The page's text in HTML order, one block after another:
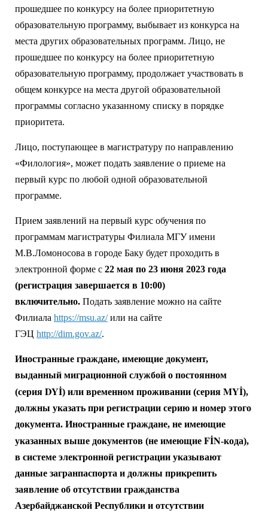
прошедшее по конкурсу на более приоритетную
образовательную программу, выбывает из конкурса на
места других образовательных программ. Лицо, не
прошедшее по конкурсу на более приоритетную
образовательную программу, продолжает участвовать в
общем конкурсе на места другой образовательной
программы согласно указанному списку в порядке
приоритета.
Лицо, поступающее в магистратуру по направлению
«Филология», может подать заявление о приеме на
первый курс по любой одной образовательной
программе.
Прием заявлений на первый курс обучения по
программам магистратуры Филиала МГУ имени
М.В.Ломоносова в городе Баку будет проходить в
электронной форме с 22 мая по 23 июня 2023 года
(регистрация завершается в 10:00)
включительно. Подать заявление можно на сайте
Филиала https://msu.az/или на сайте
ГЭЦ http://dim.gov.az/.
Иностранные граждане, имеющие документ,
выданный миграционной службой о постоянном
(серия DYİ) или временном проживании (серия MYİ),
должны указать при регистрации серию и номер этого
документа. Иностранные граждане, не имеющие
указанных выше документов (не имеющие FİN-кода),
в системе электронной регистрации указывают
данные загранпаспорта и должны прикрепить
заявление об отсутствии гражданства
Азербайджанской Республики и отсутствии